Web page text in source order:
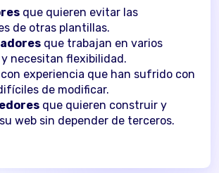
que quieren evitar las
de otras plantillas.
que trabajan en varios
necesitan flexibilidad.
con experiencia que han sufrido con
de modificar.
que quieren construir y
web sin depender de terceros.